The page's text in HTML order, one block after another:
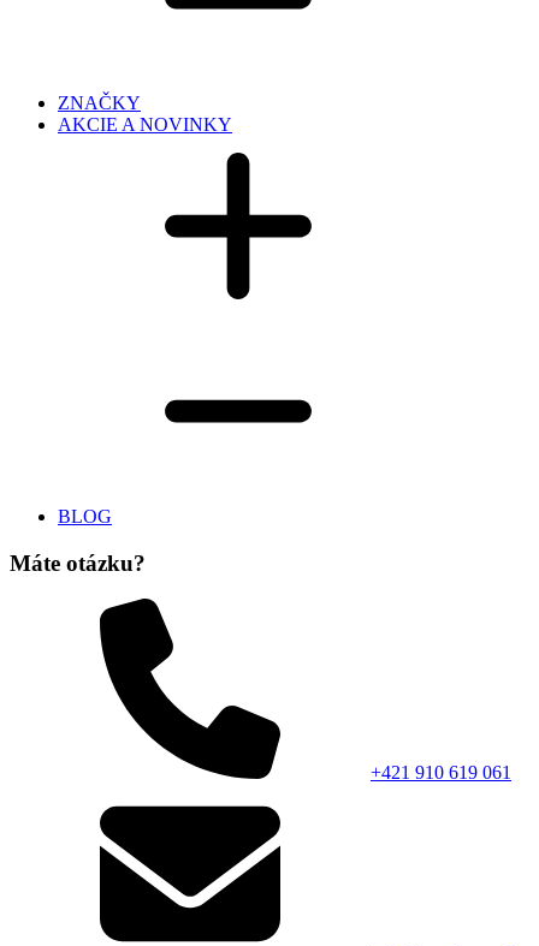
ZNAČKY
AKCIE A NOVINKY
BLOG
Máte otázku?
+421 910 619 061